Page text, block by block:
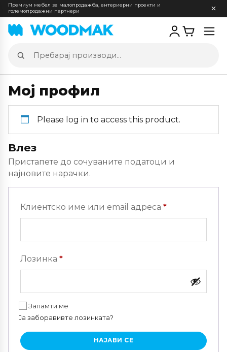
Премиум мебел за малопродажба, ентериерни проекти и
големопродажни партнери
Пребарај
производи
Мој профил
Please log in to access this product.
Влез
Пристапете до сочуваните податоци и
најновите нарачки.
Клиентско име или email адреса *
Лозинка *Задолжително
Запамти ме
Ја заборавивте лозинката?
НАЈАВИ СЕ